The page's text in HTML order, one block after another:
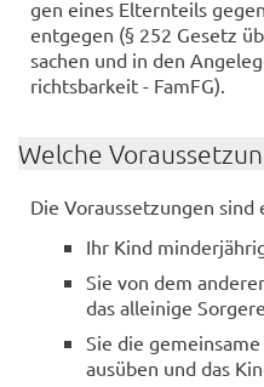
gen eines El­tern­teils
ent­ge­gen (§ 252 Ge­setz
sa­chen und in den
richts­bar­keit - FamFG).
Wel­che
Die Vor­aus­set­zun­gen
Ihr Kind
Sie von dem
das al­lei­ni­ge
Sie die
aus­üben und das